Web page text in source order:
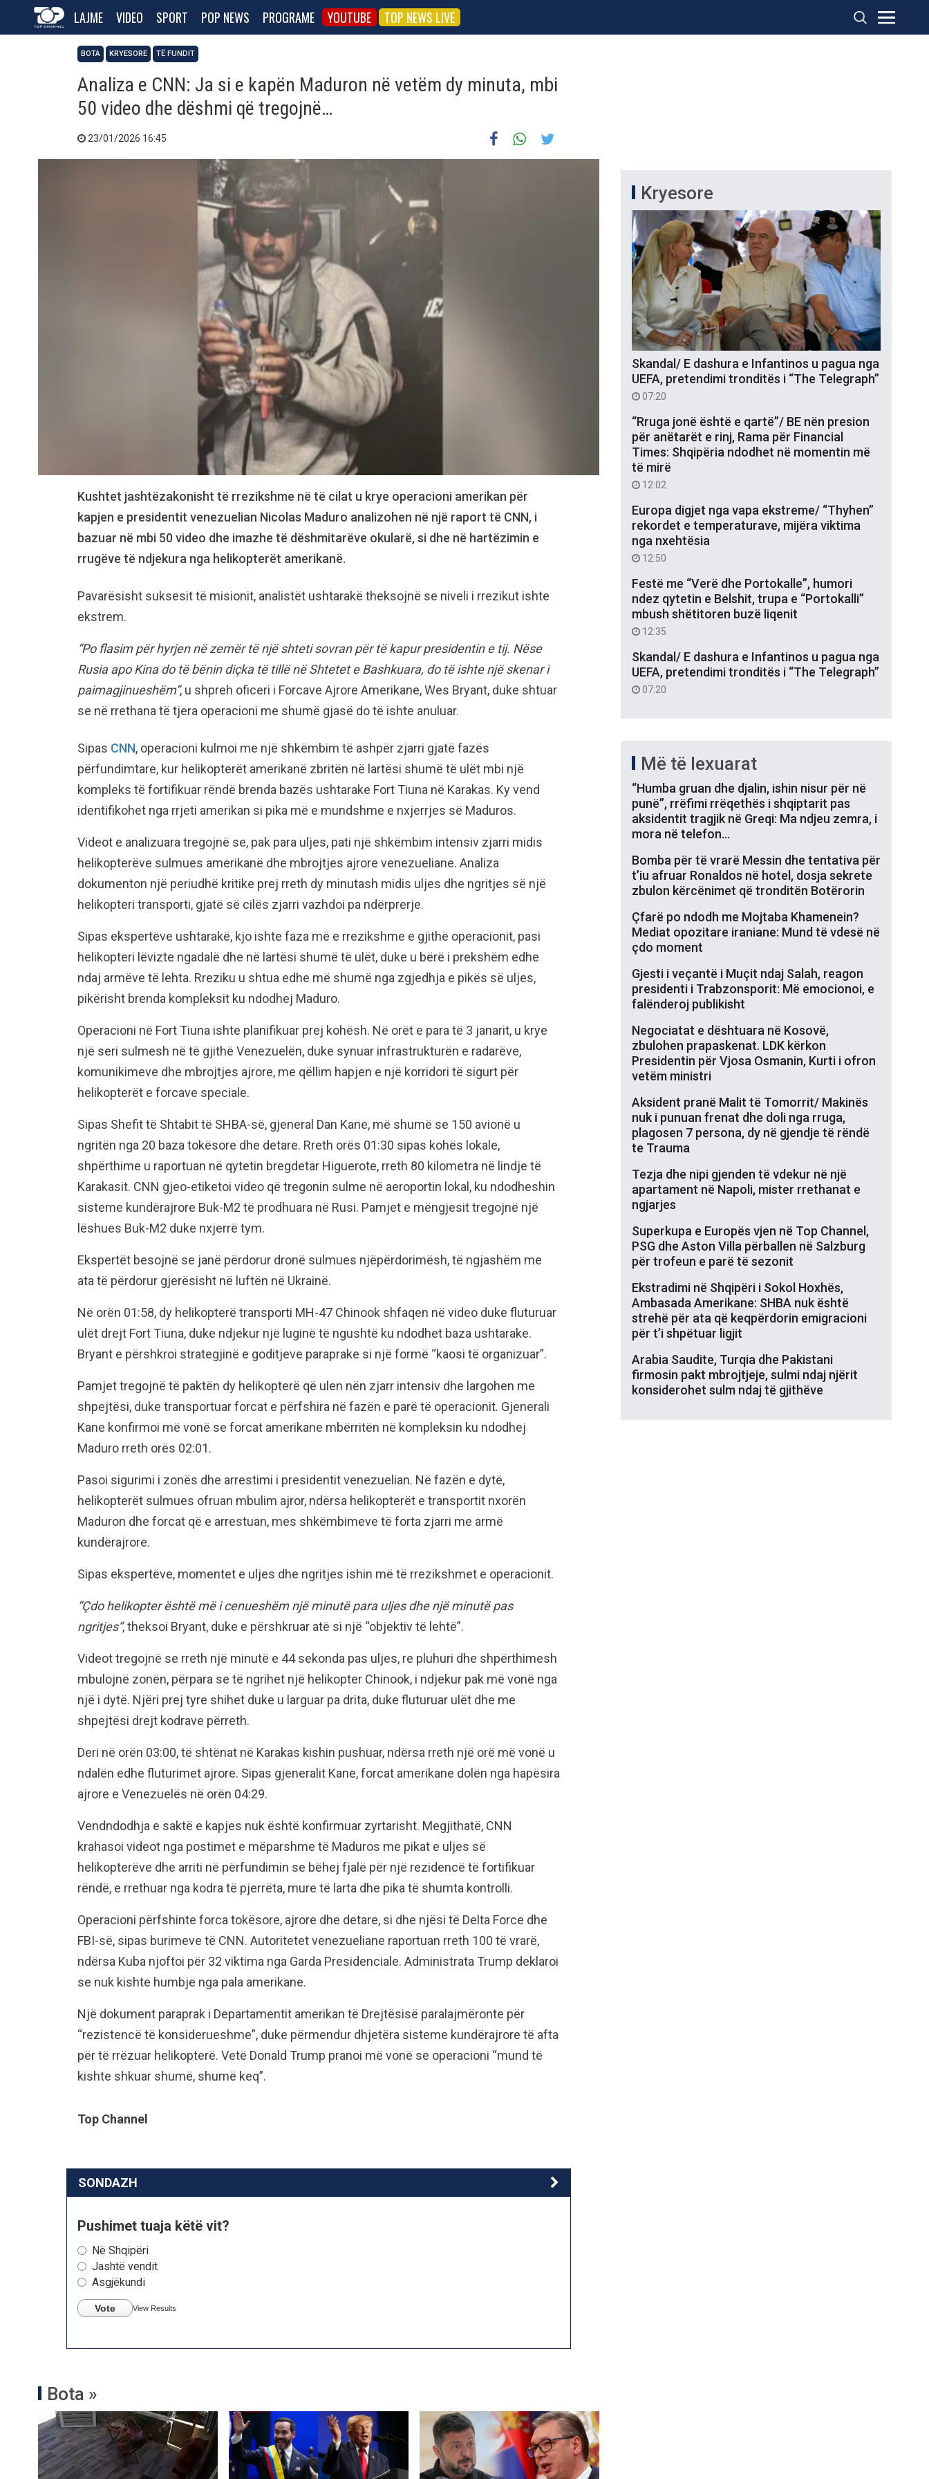
LAJME VIDEO SPORT POP NEWS PROGRAME YOUTUBE TOP NEWS LIVE
BOTA KRYESORE TË FUNDIT
Analiza e CNN: Ja si e kapën Maduron në vetëm dy minuta, mbi
50 video dhe dëshmi që tregojnë…
23/01/2026 16:45
Kushtet jashtëzakonisht të rrezikshme në të cilat u krye operacioni amerikan për
kapjen e presidentit venezuelian Nicolas Maduro analizohen në një raport të CNN, i
bazuar në mbi 50 video dhe imazhe të dëshmitarëve okularë, si dhe në hartëzimin e
rrugëve të ndjekura nga helikopterët amerikanë.
Pavarësisht suksesit të misionit, analistët ushtarakë theksojnë se niveli i rrezikut ishte
ekstrem.
“Po flasim për hyrjen në zemër të një shteti sovran për të kapur presidentin e tij. Nëse
Rusia apo Kina do të bënin diçka të tillë në Shtetet e Bashkuara, do të ishte një skenar i
paimagjinueshëm”, u shpreh oficeri i Forcave Ajrore Amerikane, Wes Bryant, duke shtuar
se në rrethana të tjera operacioni me shumë gjasë do të ishte anuluar.
Sipas CNN, operacioni kulmoi me një shkëmbim të ashpër zjarri gjatë fazës
përfundimtare, kur helikopterët amerikanë zbritën në lartësi shumë të ulët mbi një
kompleks të fortifikuar rëndë brenda bazës ushtarake Fort Tiuna në Karakas. Ky vend
identifikohet nga rrjeti amerikan si pika më e mundshme e nxjerrjes së Maduros.
Videot e analizuara tregojnë se, pak para uljes, pati një shkëmbim intensiv zjarri midis
helikopterëve sulmues amerikanë dhe mbrojtjes ajrore venezueliane. Analiza
dokumenton një periudhë kritike prej rreth dy minutash midis uljes dhe ngritjes së një
helikopteri transporti, gjatë së cilës zjarri vazhdoi pa ndërprerje.
Sipas ekspertëve ushtarakë, kjo ishte faza më e rrezikshme e gjithë operacionit, pasi
helikopteri lëvizte ngadalë dhe në lartësi shumë të ulët, duke u bërë i prekshëm edhe
ndaj armëve të lehta. Rreziku u shtua edhe më shumë nga zgjedhja e pikës së uljes,
pikërisht brenda kompleksit ku ndodhej Maduro.
Operacioni në Fort Tiuna ishte planifikuar prej kohësh. Në orët e para të 3 janarit, u krye
një seri sulmesh në të gjithë Venezuelën, duke synuar infrastrukturën e radarëve,
komunikimeve dhe mbrojtjes ajrore, me qëllim hapjen e një korridori të sigurt për
helikopterët e forcave speciale.
Sipas Shefit të Shtabit të SHBA-së, gjeneral Dan Kane, më shumë se 150 avionë u
ngritën nga 20 baza tokësore dhe detare. Rreth orës 01:30 sipas kohës lokale,
shpërthime u raportuan në qytetin bregdetar Higuerote, rreth 80 kilometra në lindje të
Karakasit. CNN gjeo-etiketoi video që tregonin sulme në aeroportin lokal, ku ndodheshin
sisteme kundërajrore Buk-M2 të prodhuara në Rusi. Pamjet e mëngjesit tregojnë një
lëshues Buk-M2 duke nxjerrë tym.
Ekspertët besojnë se janë përdorur dronë sulmues njëpërdorimësh, të ngjashëm me
ata të përdorur gjerësisht në luftën në Ukrainë.
Në orën 01:58, dy helikopterë transporti MH-47 Chinook shfaqen në video duke fluturuar
ulët drejt Fort Tiuna, duke ndjekur një luginë të ngushtë ku ndodhet baza ushtarake.
Bryant e përshkroi strategjinë e goditjeve paraprake si një formë “kaosi të organizuar”.
Pamjet tregojnë të paktën dy helikopterë që ulen nën zjarr intensiv dhe largohen me
shpejtësi, duke transportuar forcat e përfshira në fazën e parë të operacionit. Gjenerali
Kane konfirmoi më vonë se forcat amerikane mbërritën në kompleksin ku ndodhej
Maduro rreth orës 02:01.
Pasoi sigurimi i zonës dhe arrestimi i presidentit venezuelian. Në fazën e dytë,
helikopterët sulmues ofruan mbulim ajror, ndërsa helikopterët e transportit nxorën
Maduron dhe forcat që e arrestuan, mes shkëmbimeve të forta zjarri me armë
kundërajrore.
Sipas ekspertëve, momentet e uljes dhe ngritjes ishin më të rrezikshmet e operacionit.
“Çdo helikopter është më i cenueshëm një minutë para uljes dhe një minutë pas
ngritjes”, theksoi Bryant, duke e përshkruar atë si një “objektiv të lehtë”.
Videot tregojnë se rreth një minutë e 44 sekonda pas uljes, re pluhuri dhe shpërthimesh
mbulojnë zonën, përpara se të ngrihet një helikopter Chinook, i ndjekur pak më vonë nga
një i dytë. Njëri prej tyre shihet duke u larguar pa drita, duke fluturuar ulët dhe me
shpejtësi drejt kodrave përreth.
Deri në orën 03:00, të shtënat në Karakas kishin pushuar, ndërsa rreth një orë më vonë u
ndalën edhe fluturimet ajrore. Sipas gjeneralit Kane, forcat amerikane dolën nga hapësira
ajrore e Venezuelës në orën 04:29.
Vendndodhja e saktë e kapjes nuk është konfirmuar zyrtarisht. Megjithatë, CNN
krahasoi videot nga postimet e mëparshme të Maduros me pikat e uljes së
helikopterëve dhe arriti në përfundimin se bëhej fjalë për një rezidencë të fortifikuar
rëndë, e rrethuar nga kodra të pjerrëta, mure të larta dhe pika të shumta kontrolli.
Operacioni përfshinte forca tokësore, ajrore dhe detare, si dhe njësi të Delta Force dhe
FBI-së, sipas burimeve të CNN. Autoritetet venezueliane raportuan rreth 100 të vrarë,
ndërsa Kuba njoftoi për 32 viktima nga Garda Presidenciale. Administrata Trump deklaroi
se nuk kishte humbje nga pala amerikane.
Një dokument paraprak i Departamentit amerikan të Drejtësisë paralajmëronte për
“rezistencë të konsiderueshme”, duke përmendur dhjetëra sisteme kundërajrore të afta
për të rrëzuar helikopterë. Vetë Donald Trump pranoi më vonë se operacioni “mund të
kishte shkuar shumë, shumë keq”.
Top Channel
SONDAZH
Pushimet tuaja këtë vit?
Në Shqipëri
Jashtë vendit
Asgjëkundi
Vote View Results
Bota »
Kryesore
Skandal/ E dashura e Infantinos u pagua nga
UEFA, pretendimi tronditës i “The Telegraph”
07:20
“Rruga jonë është e qartë”/ BE nën presion
për anëtarët e rinj, Rama për Financial
Times: Shqipëria ndodhet në momentin më
të mirë
12:02
Europa digjet nga vapa ekstreme/ “Thyhen”
rekordet e temperaturave, mijëra viktima
nga nxehtësia
12:50
Festë me “Verë dhe Portokalle”, humori
ndez qytetin e Belshit, trupa e “Portokalli”
mbush shëtitoren buzë liqenit
12:35
Skandal/ E dashura e Infantinos u pagua nga
UEFA, pretendimi tronditës i “The Telegraph”
07:20
Më të lexuarat
“Humba gruan dhe djalin, ishin nisur për në
punë”, rrëfimi rrëqethës i shqiptarit pas
aksidentit tragjik në Greqi: Ma ndjeu zemra, i
mora në telefon…
Bomba për të vrarë Messin dhe tentativa për
t’iu afruar Ronaldos në hotel, dosja sekrete
zbulon kërcënimet që tronditën Botërorin
Çfarë po ndodh me Mojtaba Khamenein?
Mediat opozitare iraniane: Mund të vdesë në
çdo moment
Gjesti i veçantë i Muçit ndaj Salah, reagon
presidenti i Trabzonsporit: Më emocionoi, e
falënderoj publikisht
Negociatat e dështuara në Kosovë,
zbulohen prapaskenat. LDK kërkon
Presidentin për Vjosa Osmanin, Kurti i ofron
vetëm ministri
Aksident pranë Malit të Tomorrit/ Makinës
nuk i punuan frenat dhe doli nga rruga,
plagosen 7 persona, dy në gjendje të rëndë
te Trauma
Tezja dhe nipi gjenden të vdekur në një
apartament në Napoli, mister rrethanat e
ngjarjes
Superkupa e Europës vjen në Top Channel,
PSG dhe Aston Villa përballen në Salzburg
për trofeun e parë të sezonit
Ekstradimi në Shqipëri i Sokol Hoxhës,
Ambasada Amerikane: SHBA nuk është
strehë për ata që keqpërdorin emigracioni
për t’i shpëtuar ligjit
Arabia Saudite, Turqia dhe Pakistani
firmosin pakt mbrojtjeje, sulmi ndaj njërit
konsiderohet sulm ndaj të gjithëve